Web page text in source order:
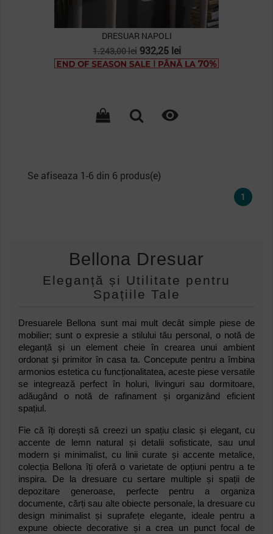
DRESUAR NAPOLI
Pret
de
1.243,00 lei Pret
932,25 lei

Se afiseaza 1-6 din 6 produs(e)
1
Bellona Dresuar
Eleganță și Utilitate pentru
Spațiile Tale
Dresuarele Bellona sunt mai mult decât simple piese de
mobilier; sunt o expresie a stilului tău personal, o notă de
eleganță și un element cheie în crearea unui ambient
ordonat și primitor în casa ta. Concepute pentru a îmbina
armonios estetica cu funcționalitatea, aceste piese versatile
se integrează perfect în holuri, livinguri sau dormitoare,
adăugând o notă de rafinament și organizând eficient
spațiul.
Fie că îți dorești să creezi un spațiu clasic și elegant, cu
accente de lemn natural și detalii sofisticate, sau unul
modern și minimalist, cu linii curate și accente metalice,
colecția Bellona îți oferă o varietate de opțiuni pentru a te
inspira. De la dresuare cu sertare multiple și spații de
depozitare generoase, perfecte pentru a organiza
documente, cărți sau alte obiecte personale, la dresuare cu
design minimalist și suprafețe elegante, ideale pentru a
expune obiecte decorative și a crea un punct focal de